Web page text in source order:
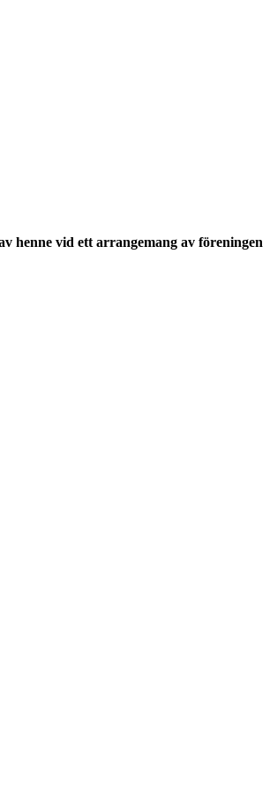
henne vid ett arrangemang av föreningen